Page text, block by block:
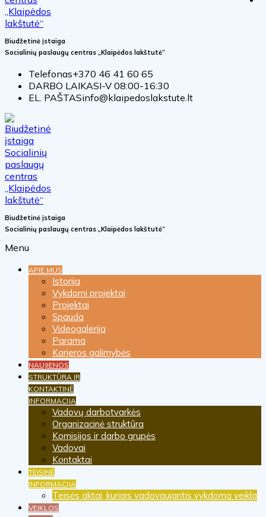
Biudžetinė įstaiga
Socialinių paslaugų centras „Klaipėdos lakštutė“
Telefonas+370 46 41 60 65
DARBO LAIKASI-V 08:00-16:30
EL. PAŠTASinfo@klaipedoslakstute.lt
Biudžetinė įstaiga
Socialinių paslaugų centras „Klaipėdos lakštutė“
Menu
APIE MUS
Istorija
Vykdomi projektai
Projektai
Spauda
Videogalerija
Parama
Karjeros galimybės
NAUJIENOS
STRUKTŪRA IR
KONTAKTINĖ
INFORMACIJA
Vadovų darbotvarkės
Organizacinė struktūra
Komisijos ir darbo grupės
Vadovai
Kontaktai
TEISINĖ
INFORMACIJA
Teisės aktai, kuriais vadovaujantis vykdoma veikla
VEIKLOS